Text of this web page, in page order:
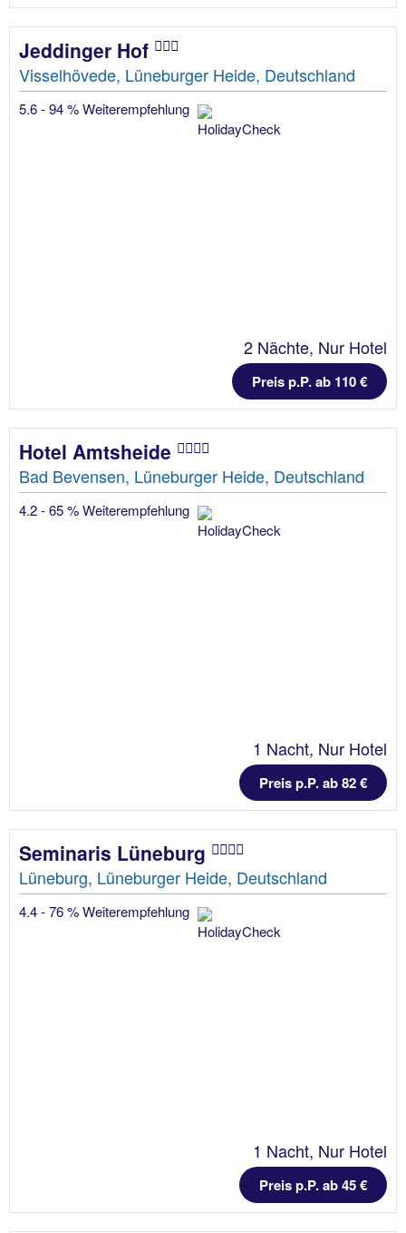
Jeddinger Hof
Visselhövede, Lüneburger Heide, Deutschland
5.6 - 94 % Weiterempfehlung
2 Nächte, Nur Hotel
Preis p.P. ab 110 €
Hotel Amtsheide
Bad Bevensen, Lüneburger Heide, Deutschland
4.2 - 65 % Weiterempfehlung
1 Nacht, Nur Hotel
Preis p.P. ab 82 €
Seminaris Lüneburg
Lüneburg, Lüneburger Heide, Deutschland
4.4 - 76 % Weiterempfehlung
1 Nacht, Nur Hotel
Preis p.P. ab 45 €